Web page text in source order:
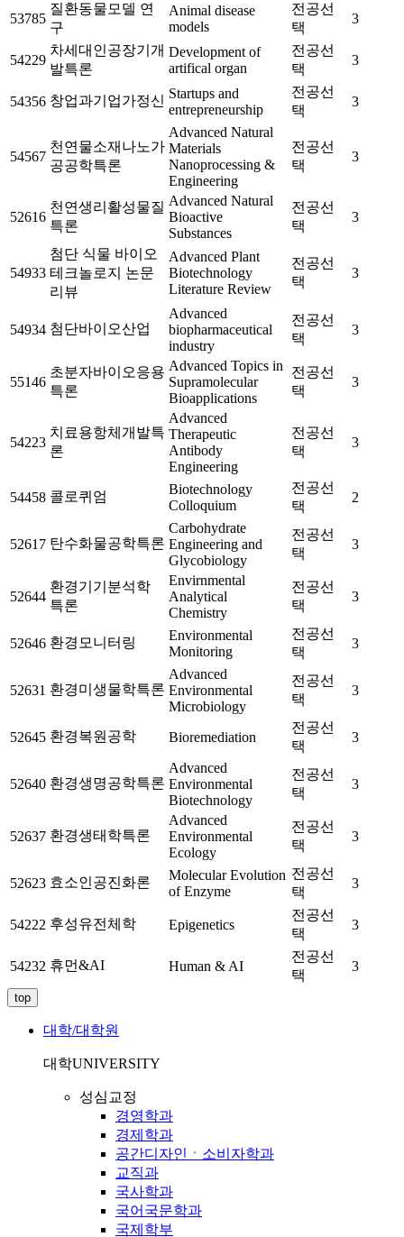
53785
질환동물모델 연
구
Animal disease
models
전공선
택
3
54229
차세대인공장기개
발특론
Development of
artifical organ
전공선
택
3
54356 창업과기업가정신 Startups and
entrepreneurship
전공선
택
3
54567
천연물소재나노가
공공학특론
Advanced Natural
Materials
Nanoprocessing &
Engineering
전공선
택
3
52616
천연생리활성물질
특론
Advanced Natural
Bioactive
Substances
전공선
택
3
54933
첨단 식물 바이오
테크놀로지 논문
리뷰
Advanced Plant
Biotechnology
Literature Review
전공선
택
3
54934 첨단바이오산업
Advanced
biopharmaceutical
industry
전공선
택
3
55146
초분자바이오응용
특론
Advanced Topics in
Supramolecular
Bioapplications
전공선
택
3
54223
치료용항체개발특
론
Advanced
Therapeutic
Antibody
Engineering
전공선
택
3
54458 콜로퀴엄
Biotechnology
Colloquium
전공선
택
2
52617 탄수화물공학특론
Carbohydrate
Engineering and
Glycobiology
전공선
택
3
52644
환경기기분석학
특론
Envirnmental
Analytical
Chemistry
전공선
택
3
52646 환경모니터링
Environmental
Monitoring
전공선
택
3
52631 환경미생물학특론
Advanced
Environmental
Microbiology
전공선
택
3
52645 환경복원공학 Bioremediation
전공선
택
3
52640 환경생명공학특론
Advanced
Environmental
Biotechnology
전공선
택
3
52637 환경생태학특론
Advanced
Environmental
Ecology
전공선
택
3
52623 효소인공진화론
Molecular Evolution
of Enzyme
전공선
택
3
54222 후성유전체학 Epigenetics
전공선
택
3
54232 휴먼&AI Human & AI
전공선
택
3
top
대학/대학원
대학UNIVERSITY
성심교정
경영학과
경제학과
공간디자인ㆍ소비자학과
교직과
국사학과
국어국문학과
국제학부